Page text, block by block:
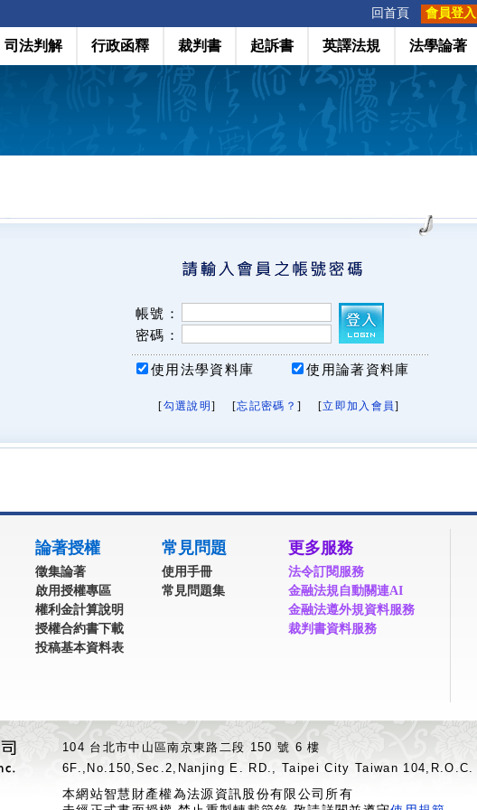
回首頁 會員登入
司法判解 行政函釋 裁判書 起訴書 英譯法規 法學論著
帳號：
密碼：
使用法學資料庫 使用論著資料庫
[勾選說明 ] [忘記密碼？ ] [立即加入會員]
論著授權
徵集論著
啟用授權專區
權利金計算說明
授權合約書下載
投稿基本資料表
常見問題
使用手冊
常見問題集
更多服務
法令訂閱服務
金融法規自動關連AI
金融法遵外規資料服務
裁判書資料服務
104 台北市中山區南京東路二段 150 號 6 樓
6F.,No.150,Sec.2,Nanjing E. RD., Taipei City Taiwan 104,R.O.C.
本網站智慧財產權為法源資訊股份有限公司所有